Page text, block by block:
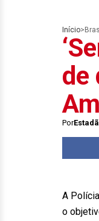
Início>
de
Por
A
o